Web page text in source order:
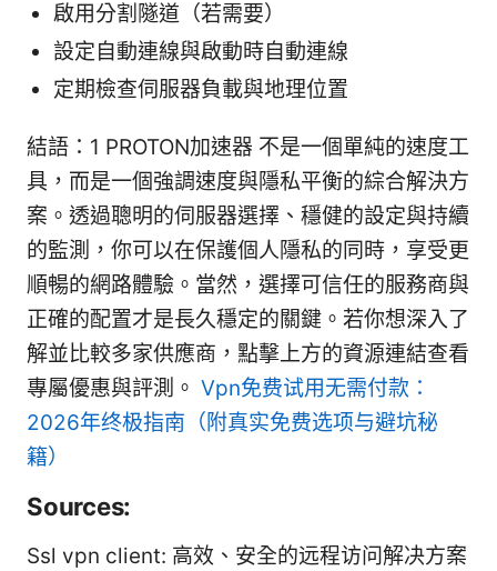
啟用分割隧道（若需要）
設定自動連線與啟動時自動連線
定期檢查伺服器負載與地理位置
結語：1 PROTON加速器 不是一個單純的速度工
具，而是一個強調速度與隱私平衡的綜合解決方
案。透過聰明的伺服器選擇、穩健的設定與持續
的監測，你可以在保護個人隱私的同時，享受更
順暢的網路體驗。當然，選擇可信任的服務商與
正確的配置才是長久穩定的關鍵。若你想深入了
解並比較多家供應商，點擊上方的資源連結查看
專屬優惠與評測。 Vpn免费试用无需付款：
2026年终极指南（附真实免费选项与避坑秘
籍）
Sources:
Ssl vpn client: 高效、安全的远程访问解决方案